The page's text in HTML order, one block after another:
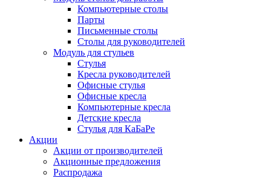
Компьютерные столы
Парты
Письменные столы
Столы для руководителей
Модуль для стульев
Стулья
Кресла руководителей
Офисные стулья
Офисные кресла
Компьютерные кресла
Детские кресла
Стулья для КаБаРе
Акции
Акции от производителей
Акционные предложения
Распродажа